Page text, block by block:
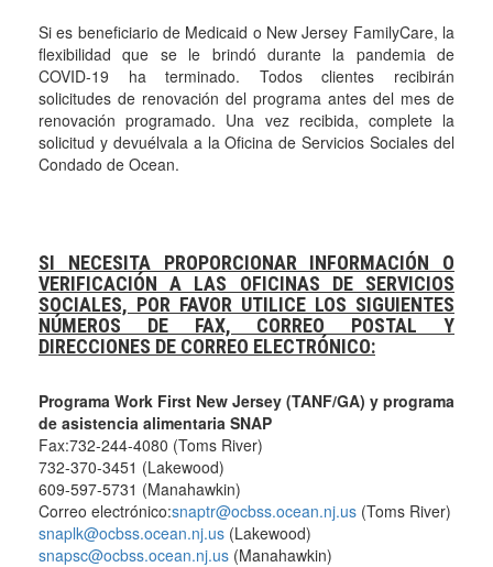
Si es beneficiario de Medicaid o New Jersey FamilyCare, la
flexibilidad que se le brindó durante la pandemia de
COVID-19 ha terminado. Todos clientes recibirán
solicitudes de renovación del programa antes del mes de
renovación programado. Una vez recibida, complete la
solicitud y devuélvala a la Oficina de Servicios Sociales del
Condado de Ocean.
SI NECESITA PROPORCIONAR INFORMACIÓN O
VERIFICACIÓN A LAS OFICINAS DE SERVICIOS
SOCIALES, POR FAVOR UTILICE LOS SIGUIENTES
NÚMEROS DE FAX, CORREO POSTAL Y
DIRECCIONES DE CORREO ELECTRÓNICO:
Programa Work First New Jersey (TANF/GA) y programa
de asistencia alimentaria SNAP
Fax:732-244-4080 (Toms River)
732-370-3451 (Lakewood)
609-597-5731 (Manahawkin)
Correo electrónico:snaptr@ocbss.ocean.nj.us (Toms River)
snaplk@ocbss.ocean.nj.us (Lakewood)
snapsc@ocbss.ocean.nj.us (Manahawkin)